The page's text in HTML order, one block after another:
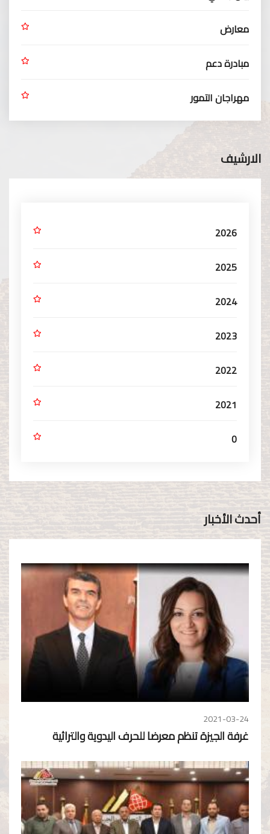
معارض
مبادرة دعم
مهراجان التمور
الارشيف
2026
2025
2024
2023
2022
2021
0
أحدث الأخبار
2021-03-24
غرفة الجيزة تنظم معرضا للحرف اليدوية والتراثية